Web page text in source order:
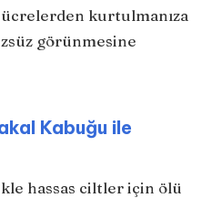
kurtulmanıza
görünmesine
Kabuğu ile
hassas ciltler için ölü